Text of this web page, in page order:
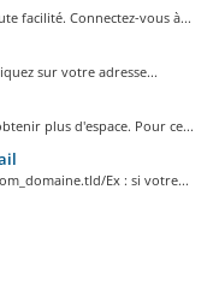
facilité. Connectez-vous à...
sur votre adresse...
plus d'espace. Pour ce...
Ex : si votre...